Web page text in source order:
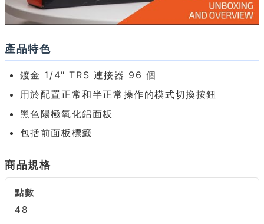
產品特色
鍍金 1/4" TRS 連接器 96 個
用於配置正常和半正常操作的模式切換按鈕
黑色陽極氧化鋁面板
包括前面板標籤
商品規格
點數
48